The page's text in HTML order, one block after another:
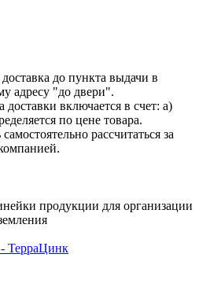
до пункта выдачи в
адресу "до двери".
включается в счет: а)
по цене товара.
рассчитаться за
продукции для организации
ТерраЦинк